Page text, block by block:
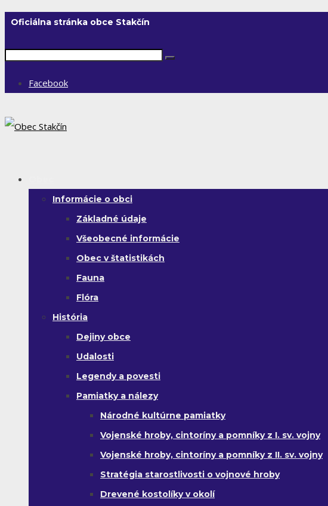
Oficiálna stránka obce Stakčín
Facebook
Informácie o obci
Základné údaje
Všeobecné informácie
Obec v štatistikách
Fauna
Flóra
História
Dejiny obce
Udalosti
Legendy a povesti
Pamiatky a nálezy
Národné kultúrne pamiatky
Vojenské hroby, cintoríny a pomníky z I. sv. vojny
Vojenské hroby, cintoríny a pomníky z II. sv. vojny
Stratégia starostlivosti o vojnové hroby
Drevené kostolíky v okolí